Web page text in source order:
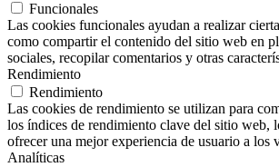
Funcionales
Las cookies funcionales ayudan a realizar
como compartir el contenido del sitio web en
sociales, recopilar comentarios y otras
Rendimiento
Rendimiento
Las cookies de rendimiento se utilizan para
los índices de rendimiento clave del sitio web,
ofrecer una mejor experiencia de usuario a los
Analíticas